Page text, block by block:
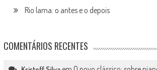
Rio lama: o antes e o depois
COMENTÁRIOS RECENTES